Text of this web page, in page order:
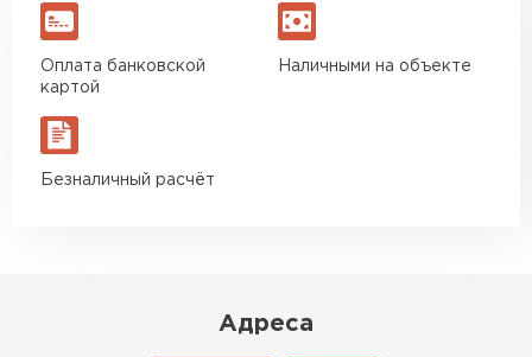
Оплата банковской
картой
Наличными на объекте
Безналичный расчёт
Адреса